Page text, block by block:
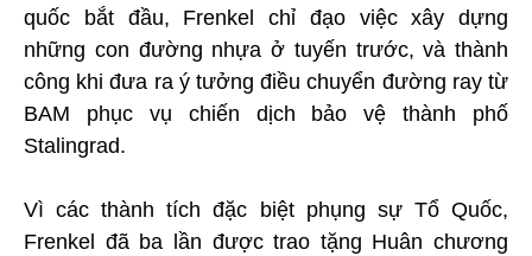
quốc bắt đầu, Frenkel chỉ đạo việc xây dựng
những con đường nhựa ở tuyến trước, và thành
công khi đưa ra ý tưởng điều chuyển đường ray từ
BAM phục vụ chiến dịch bảo vệ thành phố
Stalingrad.
Vì các thành tích đặc biệt phụng sự Tổ Quốc,
Frenkel đã ba lần được trao tặng Huân chương